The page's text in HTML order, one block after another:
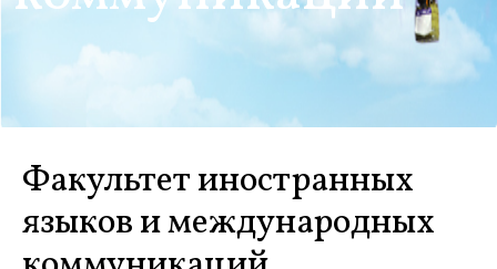
Факультет иностранных
языков и международных